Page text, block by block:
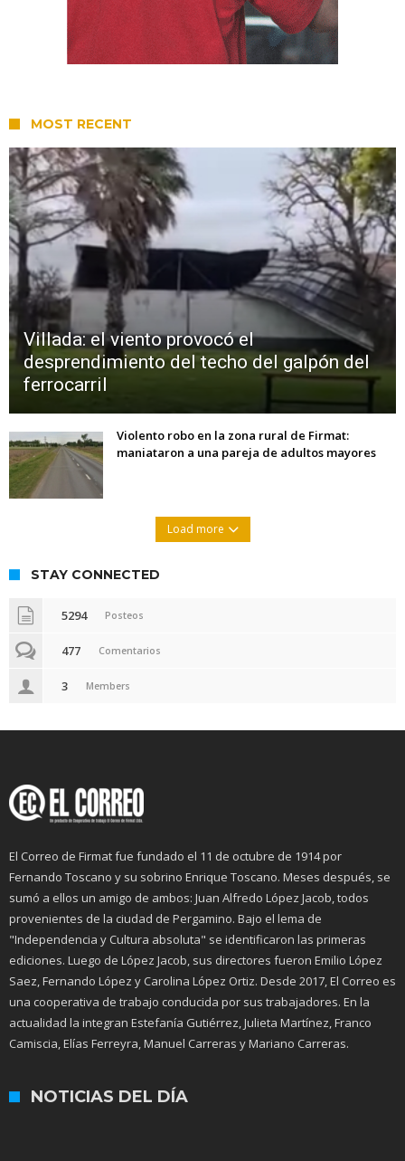
MOST RECENT
Villada: el viento provocó el
desprendimiento del techo del galpón del
ferrocarril
Violento robo en la zona rural de Firmat:
maniataron a una pareja de adultos mayores
Load more
STAY CONNECTED
5294 Posteos
477 Comentarios
3 Members
El Correo de Firmat fue fundado el 11 de octubre de 1914 por
Fernando Toscano y su sobrino Enrique Toscano. Meses después, se
sumó a ellos un amigo de ambos: Juan Alfredo López Jacob, todos
provenientes de la ciudad de Pergamino. Bajo el lema de
"Independencia y Cultura absoluta" se identificaron las primeras
ediciones. Luego de López Jacob, sus directores fueron Emilio López
Saez, Fernando López y Carolina López Ortiz. Desde 2017, El Correo es
una cooperativa de trabajo conducida por sus trabajadores. En la
actualidad la integran Estefanía Gutiérrez, Julieta Martínez, Franco
Camiscia, Elías Ferreyra, Manuel Carreras y Mariano Carreras.
NOTICIAS DEL DÍA